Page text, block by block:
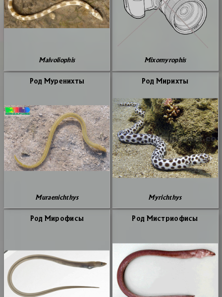
Malvoliophis Mixomyrophis
Род Му­ре­них­ты
Muraenichthys
Род Ми­рих­ты
Myrichthys
Род Ми­ро­фи­сы Род Ми­стри­о­фи­сы